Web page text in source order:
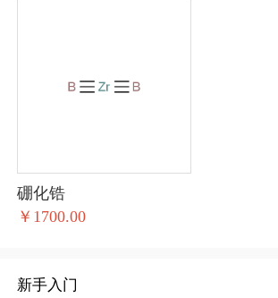
硼化锆
￥1700.00
新手入门